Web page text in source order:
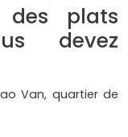
plats
devez
Van, quartier de